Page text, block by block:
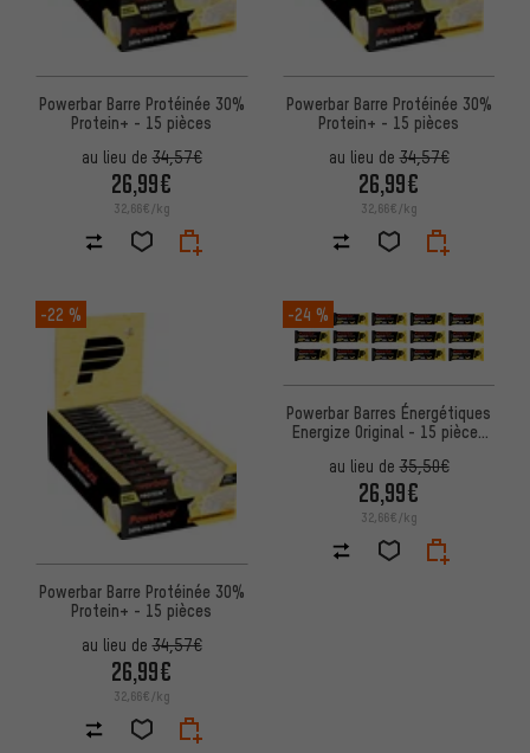
Powerbar Barre Protéinée 30%
Protein+ - 15 pièces
au lieu de34,57€
26,99€
32,66€/kg
Powerbar Barre Protéinée 30%
Protein+ - 15 pièces
au lieu de34,57€
26,99€
32,66€/kg
-22 %
Powerbar Barre Protéinée 30%
Protein+ - 15 pièces
au lieu de34,57€
26,99€
32,66€/kg
-24 %
Powerbar Barres Énergétiques
Energize Original - 15 pièces
au lieu de35,50€
26,99€
32,66€/kg